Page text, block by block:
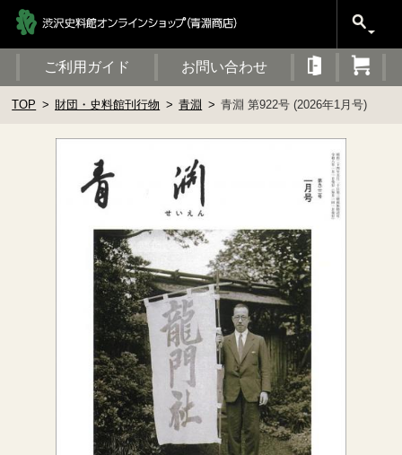
ご利用ガイド お問い合わせ
TOP 財団・史料館刊行物 青淵 青淵 第922号 (2026年1月号)